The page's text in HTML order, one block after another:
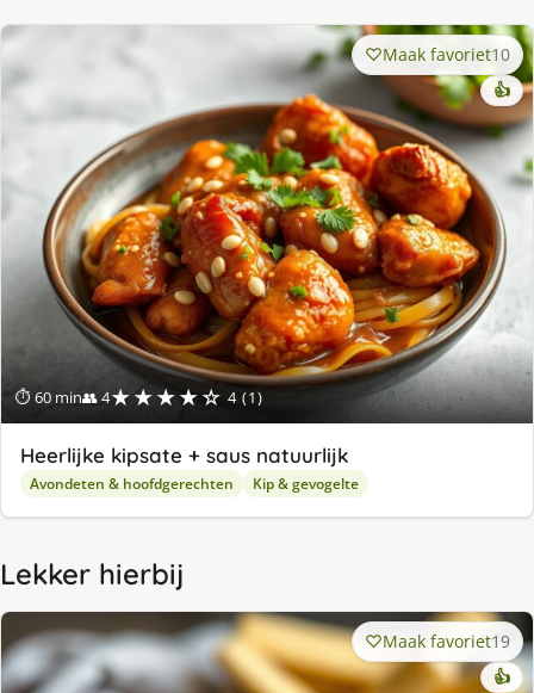
⏱ 60 min👥 4★★★★☆ 4 (1)
Maak favoriet10
👍
Heerlijke kipsate + saus natuurlijk
Avondeten & hoofdgerechten Kip & gevogelte
Lekker hierbij
Maak favoriet19
👍